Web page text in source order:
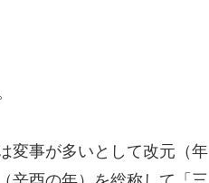
変事が多いとして改元（年